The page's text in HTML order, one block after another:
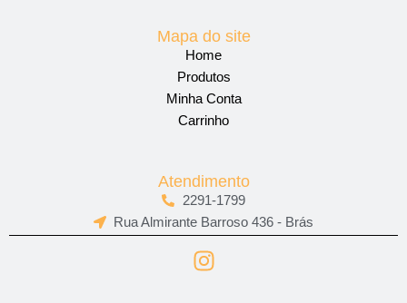
Mapa do site
Home
Produtos
Minha Conta
Carrinho
Atendimento
2291-1799
Rua Almirante Barroso 436 - Brás
I
n